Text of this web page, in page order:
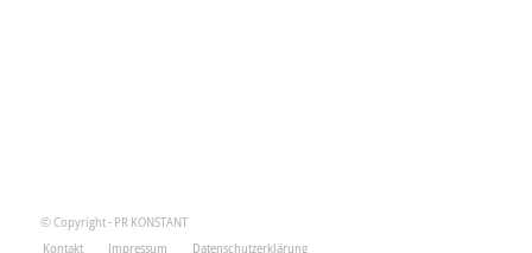
© Copyright - PR KONSTANT
Kontakt
Impressum Datenschutzerklärung